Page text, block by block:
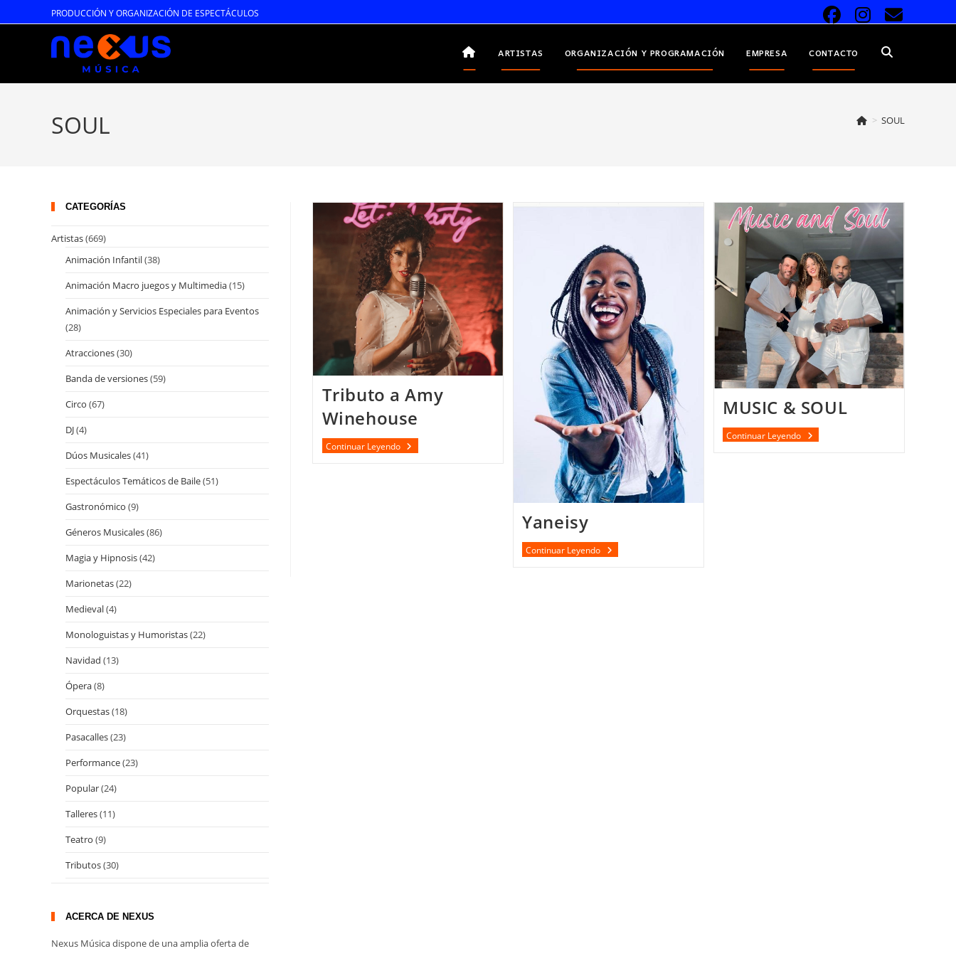
al
PRODUCCIÓN Y ORGANIZACIÓN DE ESPECTÁCULOS
ARTISTAS ORGANIZACIÓN Y PROGRAMACIÓN EMPRESA CONTACTO ALTERNAR
LA
WEB
SOUL > SOUL
Tributo a Amy
Winehouse
Continuar LeyendoTributo
A
Yaneisy
Continuar LeyendoYaneisy
MUSIC & SOUL
Continuar LeyendoMUSIC
CATEGORÍAS
Artistas(669)
Animación Infantil(38)
Animación Macro juegos y Multimedia(15)
Animación y Servicios Especiales para Eventos
(28)
Atracciones(30)
Banda de versiones(59)
Circo (67)
DJ(4)
Dúos Musicales(41)
Espectáculos Temáticos de Baile(51)
Gastronómico (9)
Géneros Musicales(86)
Magia y Hipnosis(42)
Marionetas(22)
Medieval(4)
Monologuistas y Humoristas(22)
Navidad (13)
Ópera(8)
Orquestas(18)
Pasacalles(23)
Performance(23)
Popular(24)
Talleres(11)
Teatro (9)
Tributos(30)
ACERCA DE NEXUS
Nexus Música dispone de una amplia oferta de